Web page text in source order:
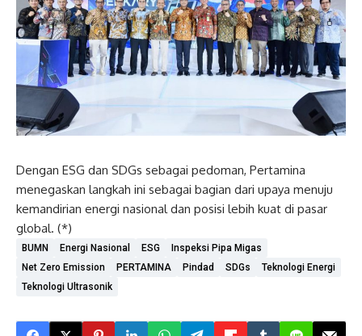
Dengan ESG dan SDGs sebagai pedoman, Pertamina
menegaskan langkah ini sebagai bagian dari upaya menuju
kemandirian energi nasional dan posisi lebih kuat di pasar
global. (*)
BUMN Energi Nasional ESG
Inspeksi Pipa Migas
Net Zero Emission
PERTAMINA Pindad SDGs
Teknologi Energi
Teknologi Ultrasonik